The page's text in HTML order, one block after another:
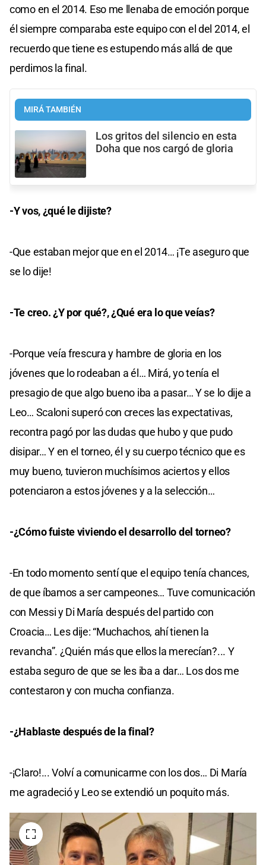
como en el 2014. Eso me llenaba de emoción porque
él siempre comparaba este equipo con el del 2014, el
recuerdo que tiene es estupendo más allá de que
perdimos la final.
MIRÁ TAMBIÉN
Los gritos del silencio en esta
Doha que nos cargó de gloria
-Y vos, ¿qué le dijiste?
-Que estaban mejor que en el 2014… ¡Te aseguro que
se lo dije!
-Te creo. ¿Y por qué?, ¿Qué era lo que veías?
-Porque veía frescura y hambre de gloria en los
jóvenes que lo rodeaban a él… Mirá, yo tenía el
presagio de que algo bueno iba a pasar… Y se lo dije a
Leo… Scaloni superó con creces las expectativas,
recontra pagó por las dudas que hubo y que pudo
disipar… Y en el torneo, él y su cuerpo técnico que es
muy bueno, tuvieron muchísimos aciertos y ellos
potenciaron a estos jóvenes y a la selección…
-¿Cómo fuiste viviendo el desarrollo del torneo?
-En todo momento sentí que el equipo tenía chances,
de que íbamos a ser campeones… Tuve comunicación
con Messi y Di María después del partido con
Croacia… Les dije: “Muchachos, ahí tienen la
revancha”. ¿Quién más que ellos la merecían?... Y
estaba seguro de que se les iba a dar… Los dos me
contestaron y con mucha confianza.
-¿Hablaste después de la final?
-¡Claro!... Volví a comunicarme con los dos… Di María
me agradeció y Leo se extendió un poquito más.